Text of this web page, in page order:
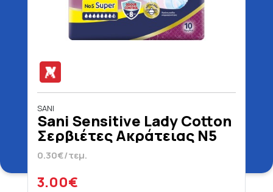
SANI
Sani Sensitive Lady Cotton
Σερβιέτες Ακράτειας N5
Super 10 Τεμάχια
0.30€/τεμ.
3.00€